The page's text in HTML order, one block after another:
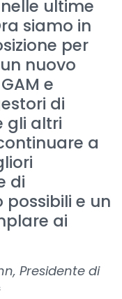
ultime
siamo in
per
nuovo
e
di
gli altri
a
di
e un
ai
Presidente di